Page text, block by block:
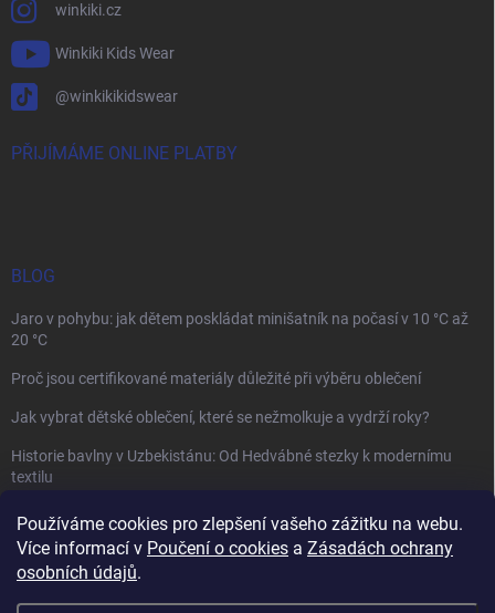
Používáme cookies pro zlepšení vašeho zážitku na webu.
Více informací v Poučení o cookies a Zásadách ochrany
osobních údajů.
winkiki.cz
Winkiki Kids Wear
@winkikikidswear
PŘIJÍMÁME ONLINE PLATBY
BLOG
Jaro v pohybu: jak dětem poskládat minišatník na počasí v 10 °C až
20 °C
Proč jsou certifikované materiály důležité při výběru oblečení
Jak vybrat dětské oblečení, které se nežmolkuje a vydrží roky?
Historie bavlny v Uzbekistánu: Od Hedvábné stezky k modernímu
textilu
Mamazone |